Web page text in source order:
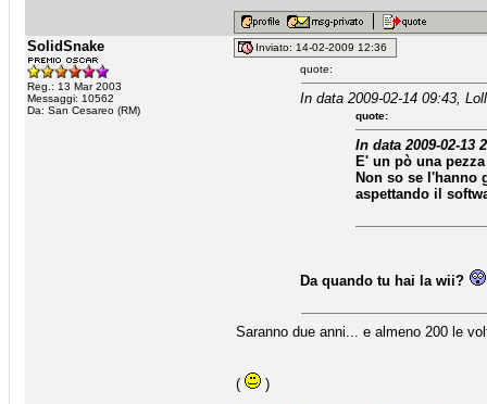
SolidSnake
Reg.: 13 Mar 2003
Messaggi: 10562
Da: San Cesareo (RM)
Inviato: 14-02-2009 12:36
quote:
In data 2009-02-14 09:43,
quote:
In data 2009-02-13
E' un pò una
Non so se l'hanno
aspettando il
Da quando tu hai la wii?
Saranno due anni... e almeno 200 le
( )